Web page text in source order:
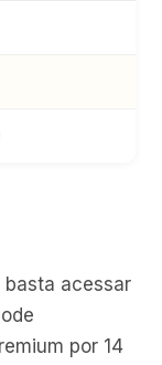
basta acessar
por 14